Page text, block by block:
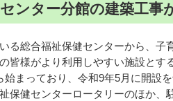
ンター分館の建築工事
る総合福祉保健センターから、
皆様がより利用しやすい施設とす
まっており、令和9年5月に開設を
保健センターロータリーのほか